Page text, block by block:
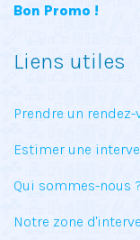
Bon Promo !
Liens utiles
Prendre un rendez-
Estimer une
Qui sommes-nous ?
Notre zone